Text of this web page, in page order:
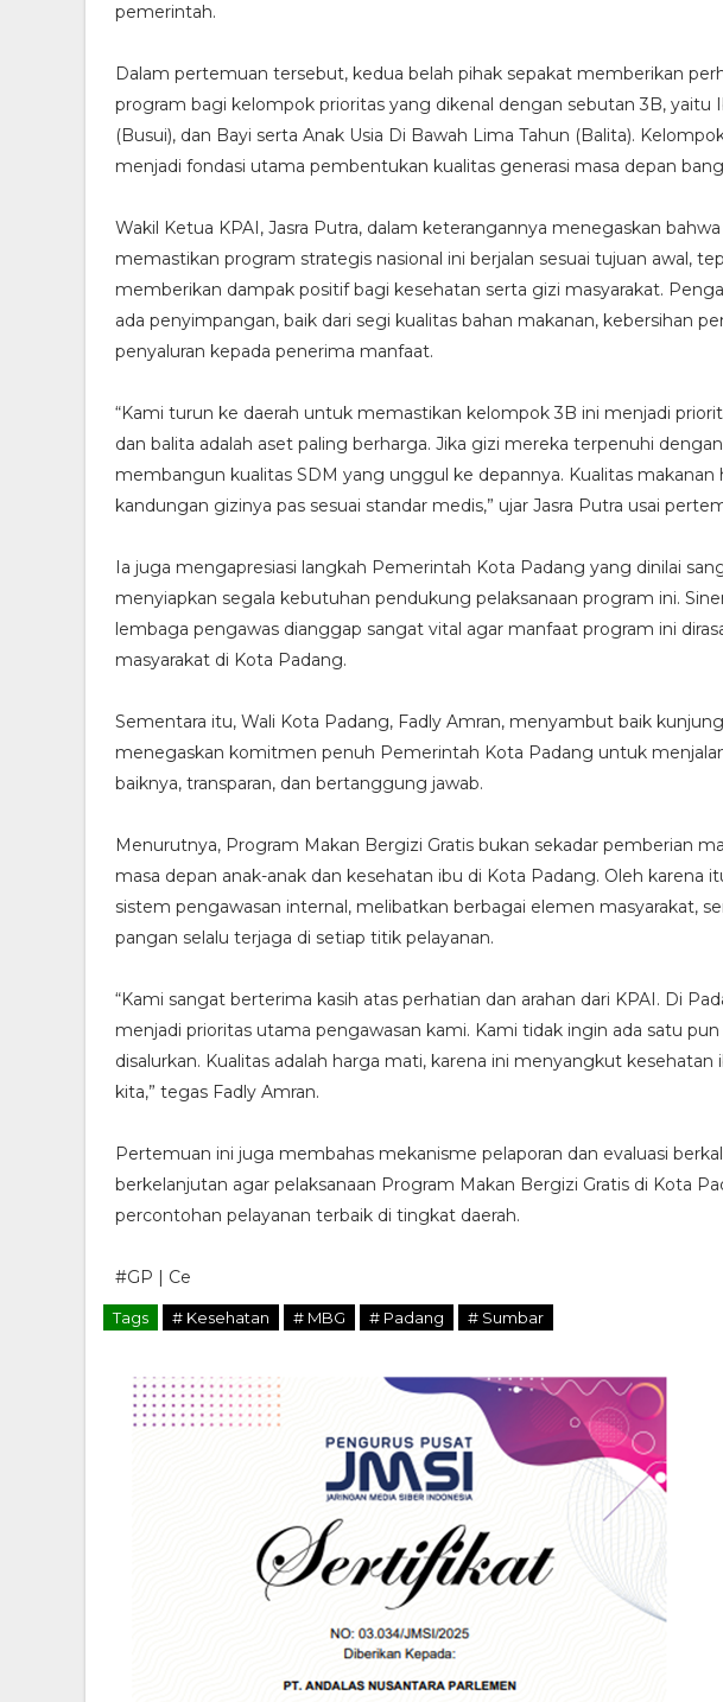
pemerintah.
Dalam pertemuan tersebut, kedua belah pihak sepakat memberikan
program bagi kelompok prioritas yang dikenal dengan sebutan 3B, yaitu
(Busui), dan Bayi serta Anak Usia Di Bawah Lima Tahun (Balita).
menjadi fondasi utama pembentukan kualitas generasi masa depan
Wakil Ketua KPAI, Jasra Putra, dalam keterangannya menegaskan
memastikan program strategis nasional ini berjalan sesuai tujuan awal,
memberikan dampak positif bagi kesehatan serta gizi masyarakat.
ada penyimpangan, baik dari segi kualitas bahan makanan, kebersihan
penyaluran kepada penerima manfaat.
“Kami turun ke daerah untuk memastikan kelompok 3B ini menjadi
dan balita adalah aset paling berharga. Jika gizi mereka terpenuhi
membangun kualitas SDM yang unggul ke depannya. Kualitas makanan
kandungan gizinya pas sesuai standar medis,” ujar Jasra Putra usai
Ia juga mengapresiasi langkah Pemerintah Kota Padang yang dinilai
menyiapkan segala kebutuhan pendukung pelaksanaan program ini.
lembaga pengawas dianggap sangat vital agar manfaat program ini
masyarakat di Kota Padang.
Sementara itu, Wali Kota Padang, Fadly Amran, menyambut baik
menegaskan komitmen penuh Pemerintah Kota Padang untuk
baiknya, transparan, dan bertanggung jawab.
Menurutnya, Program Makan Bergizi Gratis bukan sekadar pemberian
masa depan anak-anak dan kesehatan ibu di Kota Padang. Oleh
sistem pengawasan internal, melibatkan berbagai elemen masyarakat,
pangan selalu terjaga di setiap titik pelayanan.
“Kami sangat berterima kasih atas perhatian dan arahan dari KPAI. Di
menjadi prioritas utama pengawasan kami. Kami tidak ingin ada satu
disalurkan. Kualitas adalah harga mati, karena ini menyangkut
kita,” tegas Fadly Amran.
Pertemuan ini juga membahas mekanisme pelaporan dan evaluasi
berkelanjutan agar pelaksanaan Program Makan Bergizi Gratis di Kota
percontohan pelayanan terbaik di tingkat daerah.
#GP | Ce
Tags # Kesehatan # MBG # Padang # Sumbar